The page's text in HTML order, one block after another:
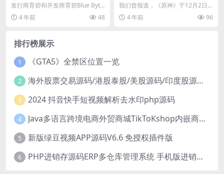
6日推出
发行商育碧和开发商育碧Blue Byte
宣布，《纪元1800》主机版将于3
月16...
4 年前 48
玩家发放800原石奖励
我们曾报道，《原神》于12月2日
获得了由PS颁发的合作伙伴年度奖
项。今日，为庆祝...
4 年前 96
排行榜展示
1 《GTA5》全禁区位置一览
2 海外股票交易源码/港股泰股/美股源码/印度股源码/马拉西亚股票源码/国际股票配资
3 2024 抖音快手短视频解析去水印php源码
4 Java多语言跨境电商外贸商城TikToKshop内嵌商城I商家入驻I一键铺
5 新版绿豆视频APP源码V6.6 免授权插件版
6 PHP进销存源码ERP多仓库管理系统 手机版进销存 php网络版进销存小程序